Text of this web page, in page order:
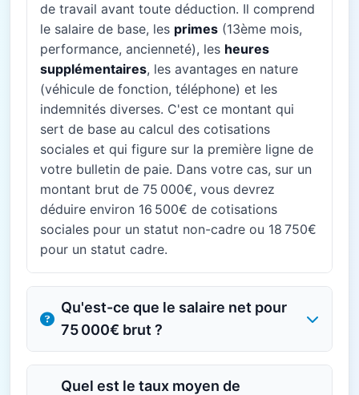
de travail avant toute déduction. Il comprend
le salaire de base, les primes (13ème mois,
performance, ancienneté), les heures
supplémentaires, les avantages en nature
(véhicule de fonction, téléphone) et les
indemnités diverses. C'est ce montant qui
sert de base au calcul des cotisations
sociales et qui figure sur la première ligne de
votre bulletin de paie. Dans votre cas, sur un
montant brut de 75 000€, vous devrez
déduire environ 16 500€ de cotisations
sociales pour un statut non-cadre ou 18 750€
pour un statut cadre.
Qu'est-ce que le salaire net pour
75 000€ brut ?
Quel est le taux moyen de